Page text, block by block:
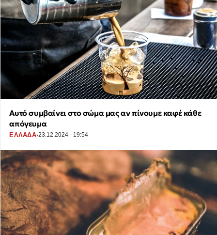
Αυτό συμβαίνει στο σώμα μας αν πίνουμε καφέ κάθε
απόγευμα
ΕΛΛΑΔΑ·23.12.2024 - 19:54